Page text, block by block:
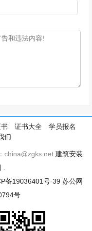
证书大全
学员报名
们
china@zgks.net建筑安装
备19036401号-39 苏公网
号